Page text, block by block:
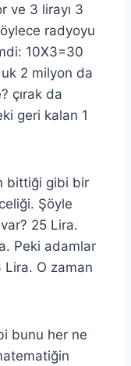
ve 3 lirayı 3
radyoyu
10X3=30
2 milyon da
çırak da
geri kalan 1
bittiği gibi bir
Şöyle
25 Lira.
Peki adamlar
Lira. O zaman
bunu her ne